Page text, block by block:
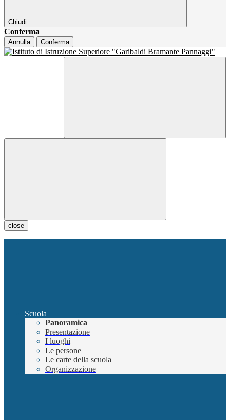
Chiudi
Conferma
Annulla Conferma
close
Scuola
Panoramica
Presentazione
I luoghi
Le persone
Le carte della scuola
Organizzazione